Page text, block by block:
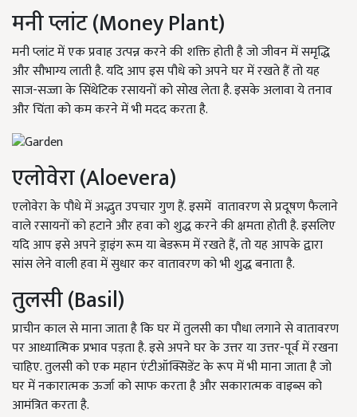
मनी प्लांट (Money Plant)
मनी प्लांट में एक प्रवाह उत्पन्न करने की शक्ति होती है जो जीवन में समृद्धि
और सौभाग्य लाती है. यदि आप इस पौधे को अपने घर में रखते हैं तो यह
साज-सज्जा के सिंथेटिक रसायनों को सोख लेता है. इसके अलावा ये तनाव
और चिंता को कम करने में भी मदद करता है.
एलोवेरा (Aloevera)
एलोवेरा के पौधे में अद्भुत उपचार गुण हैं. इसमें वातावरण से प्रदूषण फैलाने
वाले रसायनों को हटाने और हवा को शुद्ध करने की क्षमता होती है. इसलिए
यदि आप इसे अपने ड्राइंग रूम या बेडरूम में रखते हैं, तो यह आपके द्वारा
सांस लेने वाली हवा में सुधार कर वातावरण को भी शुद्ध बनाता है.
तुलसी (Basil)
प्राचीन काल से माना जाता है कि घर में तुलसी का पौधा लगाने से वातावरण
पर आध्यात्मिक प्रभाव पड़ता है. इसे अपने घर के उत्तर या उत्तर-पूर्व में रखना
चाहिए. तुलसी को एक महान एंटीऑक्सिडेंट के रूप में भी माना जाता है जो
घर में नकारात्मक ऊर्जा को साफ करता है और सकारात्मक वाइब्स को
आमंत्रित करता है.